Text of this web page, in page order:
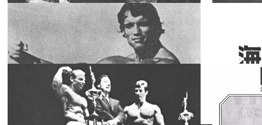
ップス スペシ
ャル・ゲスト
≪ラリー・ス
コット≫
NABBAブリ
テン・コンテ
スト
スペシャ
リスト
2018.06.20
外国ビルダ
ー・ベスト・
テン あなたの
審査（投票）
で順位が決定
スペシャ
リスト
1978年度のビ
2018.03.29